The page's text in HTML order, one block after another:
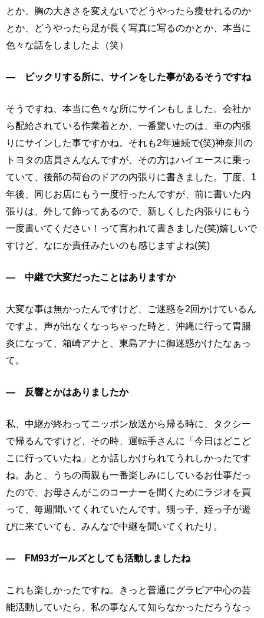
とか、胸の大きさを変えないでどうやったら痩せれるのか
とか、どうやったら足が長く写真に写るのかとか、本当に
色々な話をしましたよ（笑）
― ビックリする所に、サインをした事があるそうですね
そうですね、本当に色々な所にサインもしました。会社か
ら配給されている作業着とか、一番驚いたのは、車の内張
りにサインした事ですかね。それも2年連続で(笑)神奈川の
トヨタの店員さんなんですが、その方はハイエースに乗っ
ていて、後部の荷台のドアの内張りに書きました。丁度、1
年後、同じお店にもう一度行ったんですが、前に書いた内
張りは、外して飾ってあるので、新しくした内張りにもう
一度書いてください！って言われて書きました(笑)嬉しいで
すけど、なにか責任みたいのも感じますよね(笑)
― 中継で大変だったことはありますか
大変な事は無かったんですけど、ご迷惑を2回かけているん
ですよ。声が出なくなっちゃった時と、沖縄に行って胃腸
炎になって、箱崎アナと、東島アナに御迷惑かけたなぁっ
て。
― 反響とかはありましたか
私、中継が終わってニッポン放送から帰る時に、タクシー
で帰るんですけど、その時、運転手さんに「今日はどこど
こに行っていたね」とか話しかけられてうれしかったです
ね。あと、うちの両親も一番楽しみにしているお仕事だっ
たので、お母さんがこのコーナーを聞くためにラジオを買
って、毎週聞いてくれていたんです。甥っ子、姪っ子が遊
びに来ていても、みんなで中継を聞いてくれたり。
― FM93ガールズとしても活動しましたね
これも楽しかったですね。きっと普通にグラビア中心の芸
能活動していたら、私の事なんて知らなかっただろうなっ